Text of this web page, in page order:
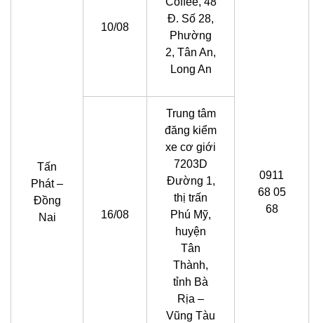
Tấn
Phát –
Đồng
Nai
0911
68 05
68
10/08
Đ. Số 28,
Phường
2, Tân An,
Long An
16/08
Trung tâm
đăng kiểm
xe cơ giới
7203D
Đường 1,
thị trấn
Phú Mỹ,
huyện
Tân
Thành,
tỉnh Bà
Rịa –
Vũng Tàu